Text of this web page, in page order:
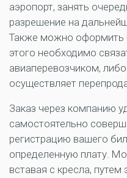
аэропорт, занять
разрешение на
Также можно оформить
этого необходимо
авиаперевозчиком,
осуществляет
Заказ через компанию
самостоятельно
регистрацию вашего
определенную плату.
вставая с кресла,